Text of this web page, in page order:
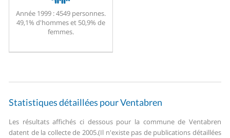
Année 1999 :4549 personnes.
49,1% d'hommes et 50,9% de
femmes.
Statistiques détaillées pour Ventabren
Les résultats affichés ci dessous pour la commune de Ventabren
datent de la collecte de 2005.(Il n'existe pas de publications détaillées